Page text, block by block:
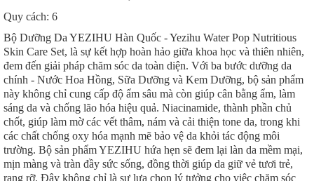
Quy cách: 6
Bộ Dưỡng Da YEZIHU Hàn Quốc - Yezihu Water Pop Nutritious
Skin Care Set, là sự kết hợp hoàn hảo giữa khoa học và thiên nhiên,
đem đến giải pháp chăm sóc da toàn diện. Với ba bước dưỡng da
chính - Nước Hoa Hồng, Sữa Dưỡng và Kem Dưỡng, bộ sản phẩm
này không chỉ cung cấp độ ẩm sâu mà còn giúp cân bằng ẩm, làm
sáng da và chống lão hóa hiệu quả. Niacinamide, thành phần chủ
chốt, giúp làm mờ các vết thâm, nám và cải thiện tone da, trong khi
các chất chống oxy hóa mạnh mẽ bảo vệ da khỏi tác động môi
trường. Bộ sản phẩm YEZIHU hứa hẹn sẽ đem lại làn da mềm mại,
mịn màng và tràn đầy sức sống, đồng thời giúp da giữ vẻ tươi trẻ,
rạng rỡ. Đây không chỉ là sự lựa chọn lý tưởng cho việc chăm sóc